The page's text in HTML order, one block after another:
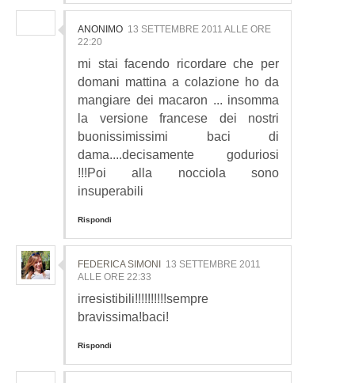
ANONIMO 13 SETTEMBRE 2011 ALLE ORE
22:20
mi stai facendo ricordare che per
domani mattina a colazione ho da
mangiare dei macaron ... insomma
la versione francese dei nostri
buonissimissimi baci di
dama....decisamente goduriosi
!!!Poi alla nocciola sono
insuperabili
Rispondi
FEDERICA SIMONI 13 SETTEMBRE 2011
ALLE ORE 22:33
irresistibili!!!!!!!!!!sempre
bravissima!baci!
Rispondi